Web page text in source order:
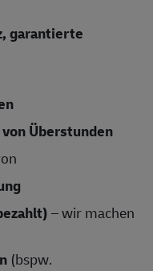
garantierte
Überstunden
– wir machen
(bspw.